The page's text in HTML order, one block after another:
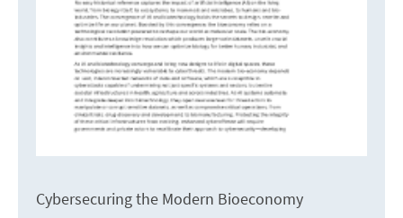
Cybersecuring the Modern Bioeconomy